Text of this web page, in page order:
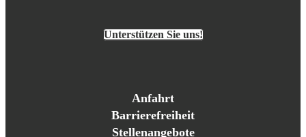
Unterstützen Sie uns!
Anfahrt
Barrierefreiheit
Stellenangebote